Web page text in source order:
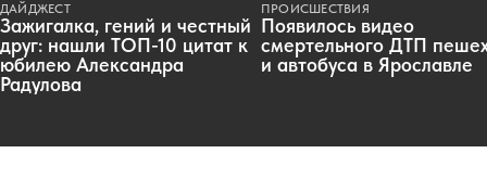
ДАЙДЖЕСТ
Зажигалка, гений и честный
друг: нашли ТОП-10 цитат к
юбилею Александра
Радулова
ПРОИСШЕСТВИЯ
Появилось видео
смертельного ДТП
и автобуса в Ярославле